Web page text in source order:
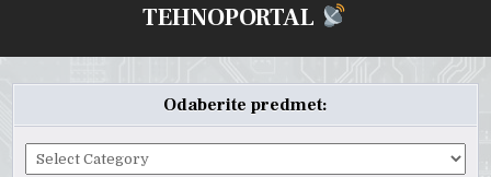
TEHNOPORTAL
Odaberite predmet:
Odaberite